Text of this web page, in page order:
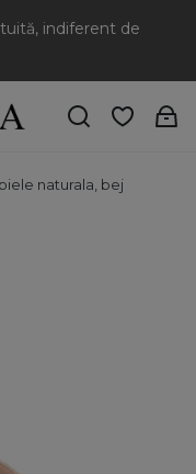
indiferent de
naturala, bej